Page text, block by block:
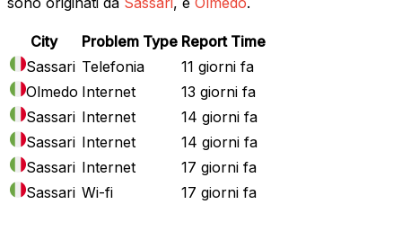
City Problem Type Report Time
Sassari Telefonia
11 giorni fa
Olmedo Internet
13 giorni fa
Sassari Internet
14 giorni fa
Sassari Internet
14 giorni fa
Sassari Internet
17 giorni fa
Sassari Wi-fi 17 giorni fa